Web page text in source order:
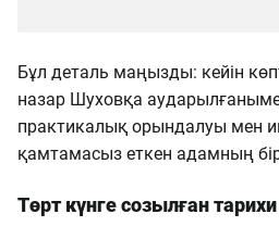
Бұл деталь маңызды: кейін
назар Шуховқа
практикалық орындалуы мен
қамтамасыз еткен адамның
Төрт күнге созылған